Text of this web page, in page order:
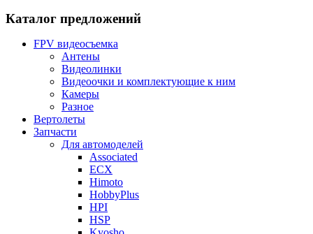
Каталог предложений
FPV видеосъемка
Антены
Видеолинки
Видеоочки и комплектующие к ним
Камеры
Разное
Вертолеты
Запчасти
Для автомоделей
Associated
ECX
Himoto
HobbyPlus
HPI
HSP